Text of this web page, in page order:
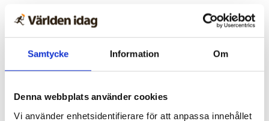
Samtycke Information Om
Denna webbplats använder cookies
Vi använder enhetsidentifierare för att anpassa innehållet